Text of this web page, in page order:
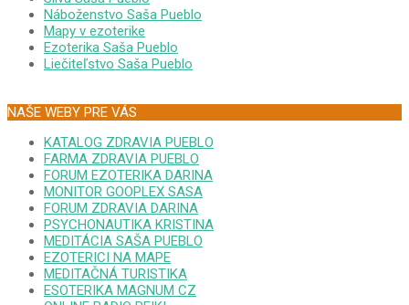
Náboženstvo Saša Pueblo
Mapy v ezoterike
Ezoterika Saša Pueblo
Liečiteľstvo Saša Pueblo
NAŠE WEBY PRE VÁS
KATALOG ZDRAVIA PUEBLO
FARMA ZDRAVIA PUEBLO
FORUM EZOTERIKA DARINA
MONITOR GOOPLEX SASA
FORUM ZDRAVIA DARINA
PSYCHONAUTIKA KRISTINA
MEDITÁCIA SAŠA PUEBLO
EZOTERICI NA MAPE
MEDITAČNÁ TURISTIKA
ESOTERIKA MAGNUM CZ